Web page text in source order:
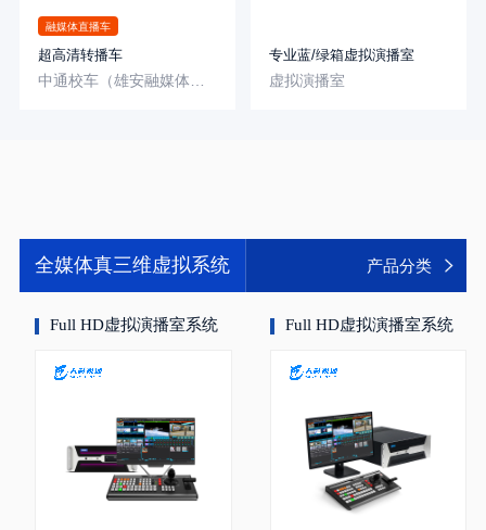
融媒体直播车
超高清转播车 专业蓝/绿箱虚拟演播室
虚拟演播室
全媒体真三维虚拟系统 产品分类
Full HD虚拟演播室系统 Full HD虚拟演播室系统